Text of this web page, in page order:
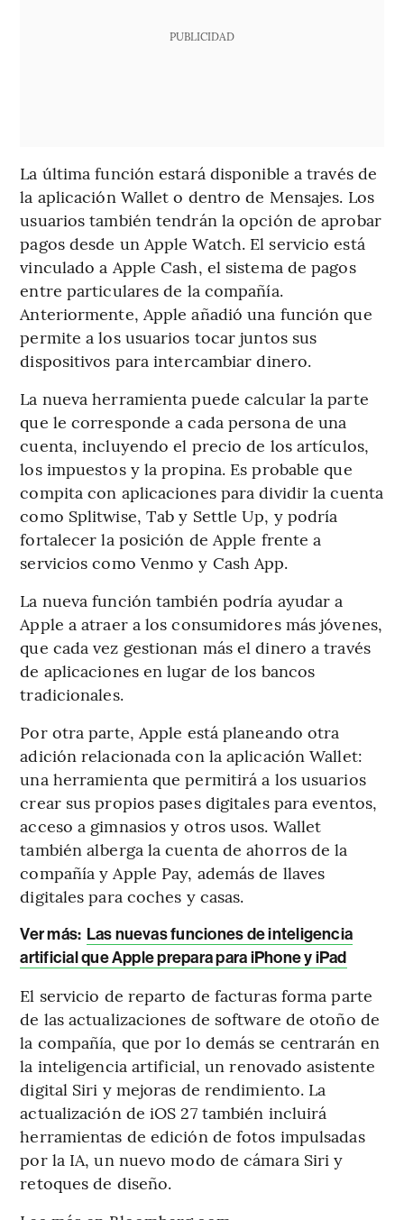
PUBLICIDAD
La última función estará disponible a través de
la aplicación Wallet o dentro de Mensajes. Los
usuarios también tendrán la opción de aprobar
pagos desde un Apple Watch. El servicio está
vinculado a Apple Cash, el sistema de pagos
entre particulares de la compañía.
Anteriormente, Apple añadió una función que
permite a los usuarios tocar juntos sus
dispositivos para intercambiar dinero.
La nueva herramienta puede calcular la parte
que le corresponde a cada persona de una
cuenta, incluyendo el precio de los artículos,
los impuestos y la propina. Es probable que
compita con aplicaciones para dividir la cuenta
como Splitwise, Tab y Settle Up, y podría
fortalecer la posición de Apple frente a
servicios como Venmo y Cash App.
La nueva función también podría ayudar a
Apple a atraer a los consumidores más jóvenes,
que cada vez gestionan más el dinero a través
de aplicaciones en lugar de los bancos
tradicionales.
Por otra parte, Apple está planeando otra
adición relacionada con la aplicación Wallet:
una herramienta que permitirá a los usuarios
crear sus propios pases digitales para eventos,
acceso a gimnasios y otros usos. Wallet
también alberga la cuenta de ahorros de la
compañía y Apple Pay, además de llaves
digitales para coches y casas.
Ver más: Las nuevas funciones de inteligencia
artificial que Apple prepara para iPhone y iPad
El servicio de reparto de facturas forma parte
de las actualizaciones de software de otoño de
la compañía, que por lo demás se centrarán en
la inteligencia artificial, un renovado asistente
digital Siri y mejoras de rendimiento. La
actualización de iOS 27 también incluirá
herramientas de edición de fotos impulsadas
por la IA, un nuevo modo de cámara Siri y
retoques de diseño.